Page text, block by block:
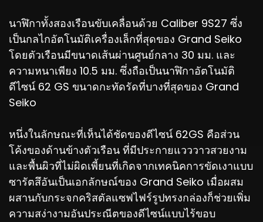
นาฬิกาทั้งสองเรือนขับเคลื่อนด้วย Caliber 9S27 ซึ่ง
เป็นกลไกอัตโนมัติเครื่องเล็กที่สุดของ Grand Seiko
โดยตัวเรือนมีขนาดเส้นผ่านศูนย์กลาง 30 มม. และ
ความหนาเพียง 10.5 มม. ซึ่งถือเป็นนาฬิกาอัตโนมัติ
ดีไซน์ 62 GS ขนาดกะทัดรัดที่บางที่สุดของ Grand
Seiko
หนึ่งในลักษณะที่เห็นได้ชัดของดีไซน์ 62GS คือส่วน
โค้งของด้านข้างตัวเรือน ที่มีประกายแวววาวสวยงาม
และพื้นผิวที่ไม่ผิดเพี้ยนที่เกิดจากเทคนิคการขัดเงาแบบ
ซารัตสึอันเป็นเอกลักษณ์ของ Grand Seiko เมื่อผสม
ผสานกับกระจกคริสตัลแซฟไฟร์รูปทรงกล่องก็ช่วยเพิ่ม
ความสง่างามอันประณีตของดีไซน์แบบไร้ขอบ